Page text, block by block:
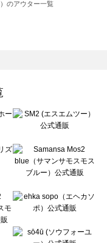
のアウター一覧
スモス）のアウター一覧
ウター一覧
覧